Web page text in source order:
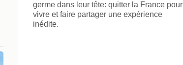
germe dans leur tête: quitter la France pour
vivre et faire partager une expérience
inédite.